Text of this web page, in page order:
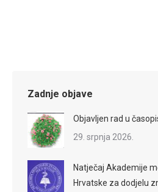
Zadnje objave
Objavljen rad u
29. srpnja 2026.
Natječaj Akademije
Hrvatske za dodjelu